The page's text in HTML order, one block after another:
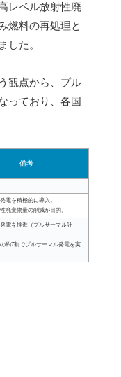
レベル放射性廃
燃料の再処理と
した。
観点から、プル
っており、各国
備考
電を積極的に導入。
廃棄物量の削減が目的。
電を推進（プルサーマル計
約7割でプルサーマル発電を実